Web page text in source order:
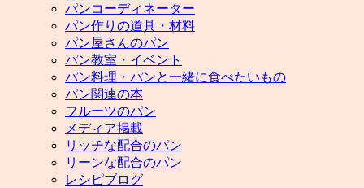
パンコーディネーター
パン作りの道具・材料
パン屋さんのパン
パン教室・イベント
パン料理・パンと一緒に食べたいもの
パン関連の本
フルーツのパン
メディア掲載
リッチな配合のパン
リーンな配合のパン
レシピブログ